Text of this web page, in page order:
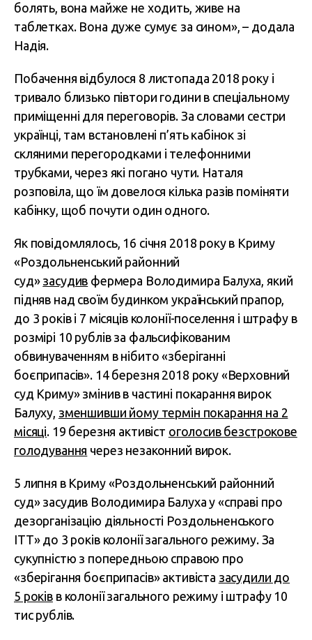
болять, вона майже не ходить, живе на
таблетках. Вона дуже сумує за сином», – додала
Надія.
Побачення відбулося 8 листопада 2018 року і
тривало близько півтори години в спеціальному
приміщенні для переговорів. За словами сестри
українці, там встановлені п’ять кабінок зі
скляними перегородками і телефонними
трубками, через які погано чути. Наталя
розповіла, що їм довелося кілька разів поміняти
кабінку, щоб почути один одного.
Як повідомлялось, 16 сiчня 2018 року в Криму
«Роздольненський районний
суд» засудив фермера Володимира Балуха, який
підняв над своїм будинком український прапор,
до 3 років і 7 місяців колонії-поселення і штрафу в
розмірі 10 рублів за фальсифікованим
обвинуваченням в нібито «зберіганні
боєприпасів». 14 березня 2018 року «Верховний
суд Криму» змінив в частині покарання вирок
Балуху, зменшивши йому термін покарання на 2
місяці. 19 березня активіст оголосив безстрокове
голодування через незаконний вирок.
5 липня в Криму «Роздольненський районний
суд» засудив Володимира Балуха у «справі про
дезорганізацію діяльності Роздольненського
ІТТ» до 3 років колонії загального режиму. За
сукупністю з попередньою справою про
«зберігання боєприпасів» активіста засудили до
5 роківв колонії загального режиму і штрафу 10
тис рублів.